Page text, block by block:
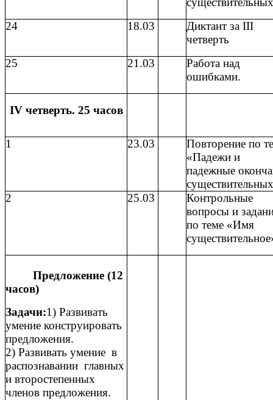
24
18.03
Диктант за III
четверть
25
21.03
Работа над
ошибками.
IV четверть. 25 часов
1 23.03
Повторение по
«Падежи и
падежные
2
25.03
Контрольные
вопросы и
по теме «Имя
Предложение (12
часов)
Задачи:1) Развивать
умение конструировать
предложения.
2) Развивать умение в
распознавании главных
и второстепенных
членов предложения.